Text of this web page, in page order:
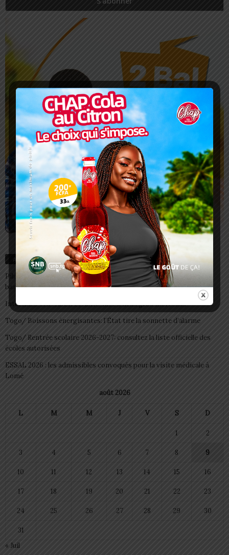
Articles récents
Pilule du lendemain : un recours d’urgence, pas une habitude à
banaliser
Interclubs CAF: ASCK et ASKO face à deux gros morceaux
Togo/ Boissons énergisantes: l’État tire la sonnette d’alarme
Togo/ Rentrée scolaire 2026-2027: consultez la liste officielle des
écoles autorisées
ESSAL 2026 : les admissibles convoqués pour la visite médicale à
Lomé
août 2026
L M M J V S D
1 2
3 4 5 6 7 8 9
10 11 12 13 14 15 16
17 18 19 20 21 22 23
24 25 26 27 28 29 30
31
« Juil